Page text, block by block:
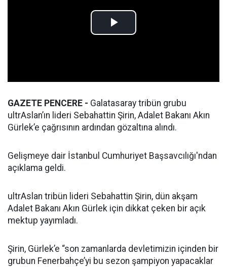
GAZETE PENCERE - Galatasaray tribün grubu
ultrAslan’ın lideri Sebahattin Şirin, Adalet Bakanı Akın
Gürlek’e çağrısının ardından gözaltına alındı.
Gelişmeye dair İstanbul Cumhuriyet Başsavcılığı'ndan
açıklama geldi.
ultrAslan tribün lideri Sebahattin Şirin, dün akşam
Adalet Bakanı Akın Gürlek için dikkat çeken bir açık
mektup yayımladı.
Şirin, Gürlek’e “son zamanlarda devletimizin içinden bir
grubun Fenerbahçe’yi bu sezon şampiyon yapacaklar